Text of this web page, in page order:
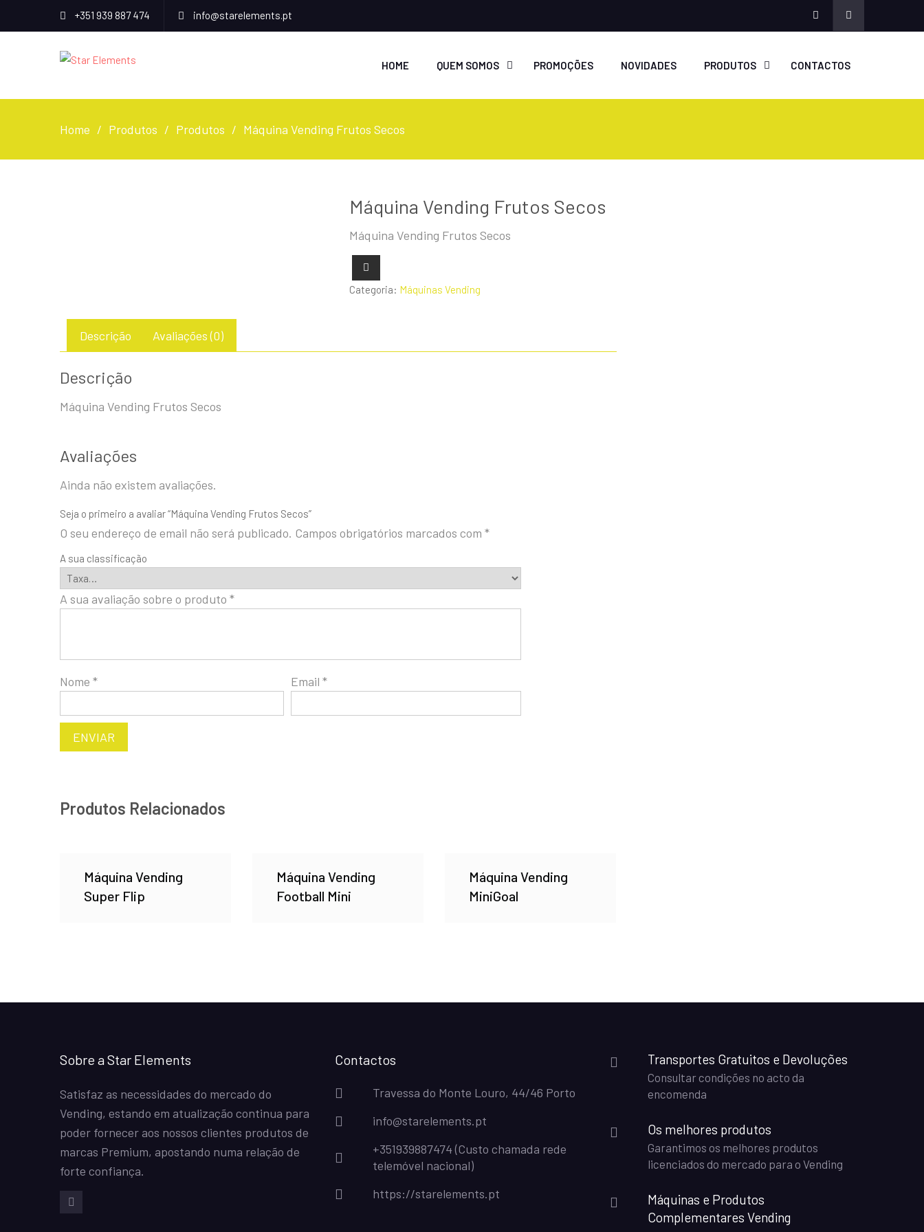
+351 939 887 474 info@starelements.pt
HOME QUEM SOMOS PROMOÇÕES NOVIDADES PRODUTOS CONTACTOS
Home Produtos Produtos Máquina Vending Frutos Secos
Máquina Vending Frutos Secos
Máquina Vending Frutos Secos
Categoria: Máquinas Vending
Descrição Avaliações (0)
Descrição
Máquina Vending Frutos Secos
Avaliações
Ainda não existem avaliações.
Seja o primeiro a avaliar “Máquina Vending Frutos Secos”
O seu endereço de email não será publicado. Campos obrigatórios marcados com *
A sua classificação
A sua avaliação sobre o produto *
Nome * Email *
Produtos Relacionados
Máquina Vending
Super Flip
Máquina Vending
Football Mini
Máquina Vending
MiniGoal
Sobre a Star Elements
Satisfaz as necessidades do mercado do
Vending, estando em atualização continua para
poder fornecer aos nossos clientes produtos de
marcas Premium, apostando numa relação de
forte confiança.
Contactos
Travessa do Monte Louro, 44/46 Porto
info@starelements.pt
+351939887474 (Custo chamada rede
telemóvel nacional)
https://starelements.pt
Transportes Gratuitos e Devoluções
Consultar condições no acto da
encomenda
Os melhores produtos
Garantimos os melhores produtos
licenciados do mercado para o Vending
Máquinas e Produtos
Complementares Vending